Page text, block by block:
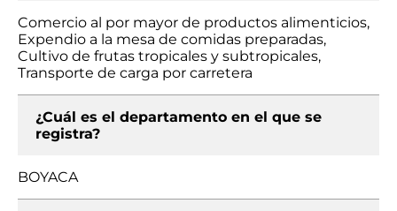
Comercio al por mayor de productos alimenticios,
Expendio a la mesa de comidas preparadas,
Cultivo de frutas tropicales y subtropicales,
Transporte de carga por carretera
¿Cuál es el departamento en el que se
registra?
BOYACA